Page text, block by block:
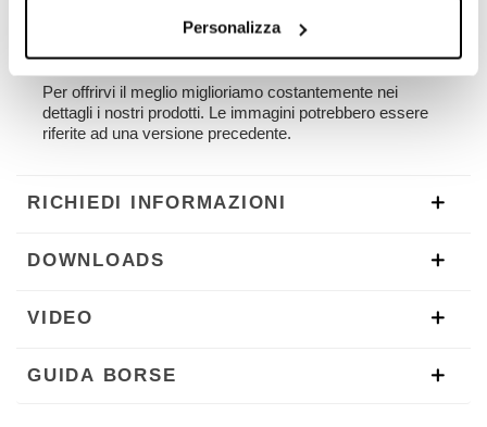
Personalizza
Garage non si assume nessuna responsabilità per un
Per offrirvi il meglio miglioriamo costantemente nei
dettagli i nostri prodotti. Le immagini potrebbero essere
riferite ad una versione precedente.
RICHIEDI INFORMAZIONI
DOWNLOADS
VIDEO
GUIDA BORSE